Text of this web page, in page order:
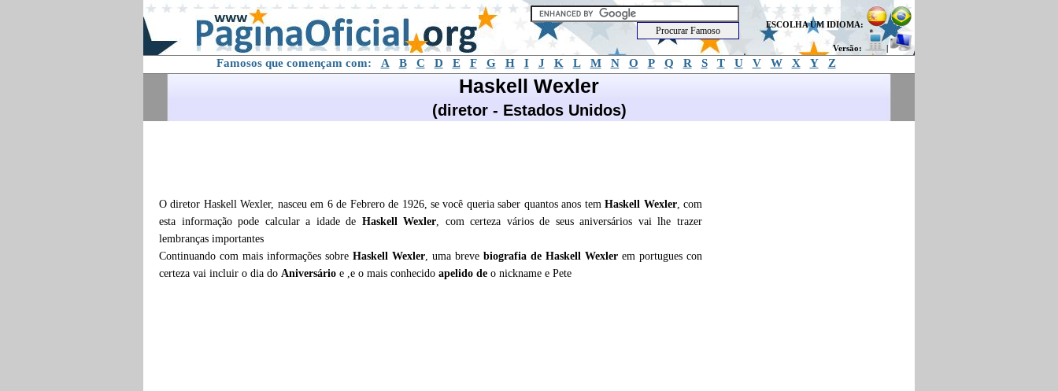
ESCOLHA UM IDIOMA:
Versão: |
Famosos que començam com: A B C D E F G H I J K L M N O P Q R S T U V W X Y Z
Haskell Wexler
(diretor - Estados Unidos)
O diretor Haskell Wexler, nasceu em 6 de Febrero de 1926, se você queria saber quantos anos temHaskell Wexler, com
esta informação pode calcular a idade de Haskell Wexler, com certeza vários de seus aniversários vai lhe trazer
lembranças importantes
Continuando com mais informações sobre Haskell Wexler, uma breve biografia de Haskell Wexler em portugues con
certeza vai incluir o dia do Aniversário e ,e o mais conhecido apelido de o nickname e Pete